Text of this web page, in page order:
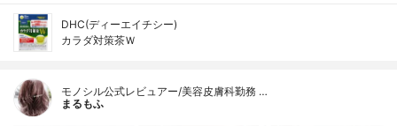
DHC(ディーエイチシー)
カラダ対策茶Ｗ
モノシル公式レビュアー/美容皮膚科勤務 …
まるもふ